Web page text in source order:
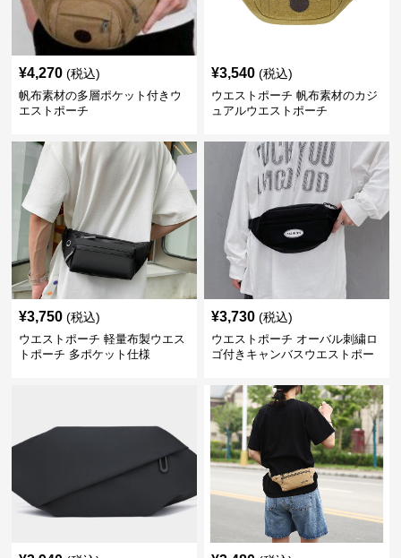
¥4,270 (税込)
帆布素材の多層ポケット付きウ
エストポーチ
¥3,540 (税込)
ウエストポーチ 帆布素材のカジ
ュアルウエストポーチ
¥3,750 (税込)
ウエストポーチ 軽量布製ウエス
トポーチ 多ポケット仕様
¥3,730 (税込)
ウエストポーチ オーバル刺繍ロ
ゴ付きキャンバスウエストポー